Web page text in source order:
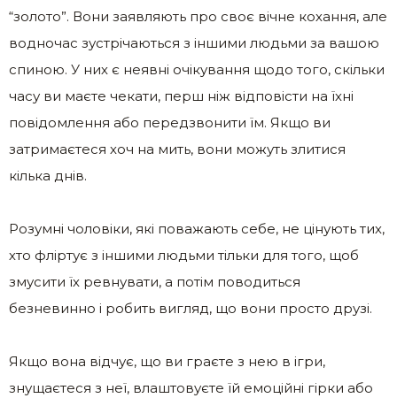
“золото”. Вони заявляють про своє вічне кохання, але
водночас зустрічаються з іншими людьми за вашою
спиною. У них є неявні очікування щодо того, скільки
часу ви маєте чекати, перш ніж відповісти на їхні
повідомлення або передзвонити їм. Якщо ви
затримаєтеся хоч на мить, вони можуть злитися
кілька днів.
Розумні чоловіки, які поважають себе, не цінують тих,
хто фліртує з іншими людьми тільки для того, щоб
змусити їх ревнувати, а потім поводиться
безневинно і робить вигляд, що вони просто друзі.
Якщо вона відчує, що ви граєте з нею в ігри,
знущаєтеся з неї, влаштовуєте їй емоційні гірки або